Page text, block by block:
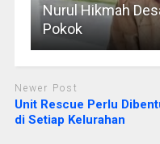
Nurul Hikmah
Pokok
Newer Post
Unit Rescue Perlu
di Setiap Kelurahan